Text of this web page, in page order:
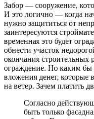
Забор — сооружение,
И это логично — когда
нужно защититься от
заинтересуются
временная это будет
обнести участок
окончания строительных
ограждение. Но каким бы
вложения денег, которые
на ветер. Зачем платить
Согласно
быть только